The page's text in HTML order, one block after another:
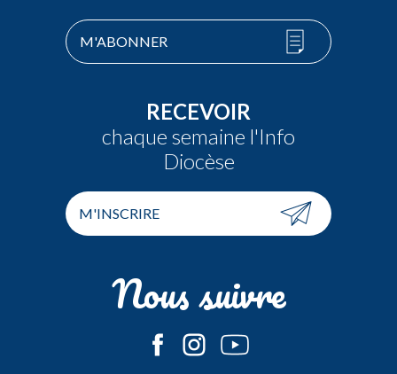
M'ABONNER
RECEVOIR
chaque semaine l'Info
Diocèse
M'INSCRIRE
Nous suivre